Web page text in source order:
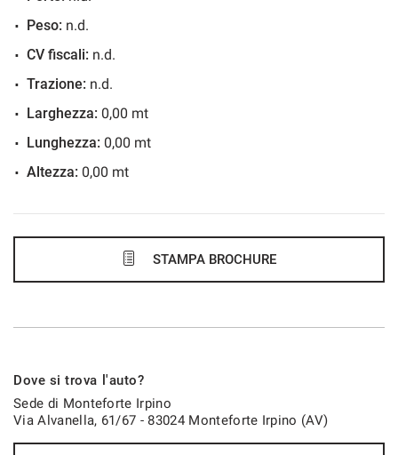
48 Mesi
425€/mese
434€/mese
60 Mesi
VEDI
Peso: n.d.
CV fiscali: n.d.
Trazione: n.d.
Larghezza: 0,00 mt
Lunghezza: 0,00 mt
Altezza: 0,00 mt
STAMPA BROCHURE
Dove si trova l'auto?
Sede di Monteforte Irpino
Via Alvanella, 61/67 - 83024 Monteforte Irpino (AV)